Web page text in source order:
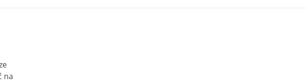
są
- na tych samych
materiały audio i wideo,
użycie niekomercyjne -
inaczej.